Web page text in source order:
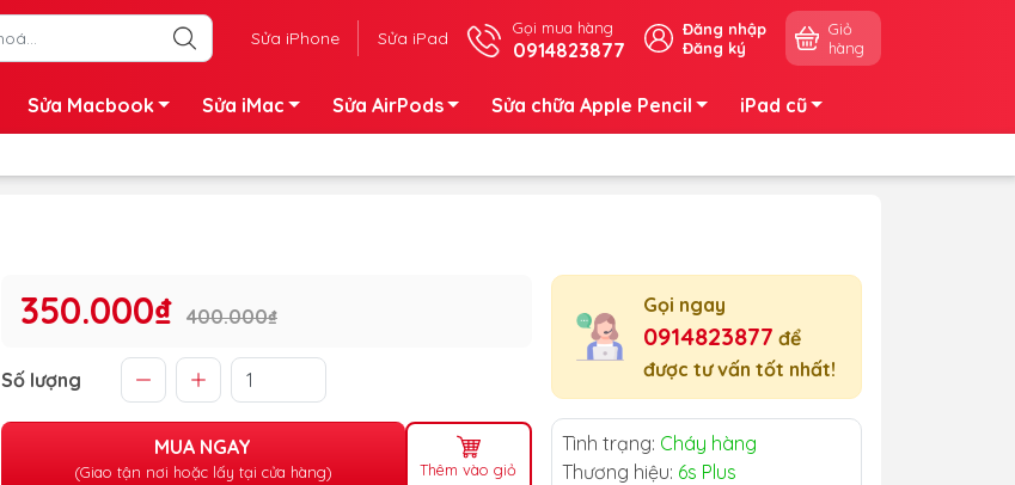
Sửa iPhone Sửa iPad Gọi mua hàng
0914823877
Đăng nhập
Đăng ký
Giỏ
hàng
Sửa Macbook Sửa iMac Sửa AirPods Sửa chữa Apple Pencil iPad cũ
350.000₫ 400.000₫
Số lượng
MUA NGAY
(Giao tận nơi hoặc lấy tại cửa hàng) Thêm vào giỏ
Gọi ngay
0914823877 để
được tư vấn tốt nhất!
Tình trạng: Cháy hàng
Thương hiệu: 6s Plus